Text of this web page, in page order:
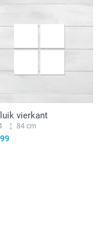
vierkant
84 cm